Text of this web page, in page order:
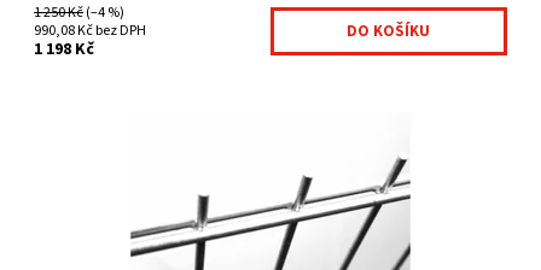
1 250 Kč(–4 %)
990,08 Kč bez DPH
1 198 Kč
těžké svařované sítě pozinkované vysoce pevné panely
vertikální ostny vysoké 30 mm na jedné straně velikost...
Na centrálním skladě
4011964-25
Fence consulting